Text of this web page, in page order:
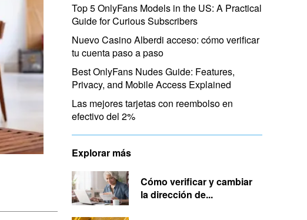
Top 5 OnlyFans Models in the US: A Practical
Guide for Curious Subscribers
Nuevo Casino Alberdi acceso: cómo verificar
tu cuenta paso a paso
Best OnlyFans Nudes Guide: Features,
Privacy, and Mobile Access Explained
Las mejores tarjetas con reembolso en
efectivo del 2%
Explorar más
Cómo verificar y cambiar
la dirección de...